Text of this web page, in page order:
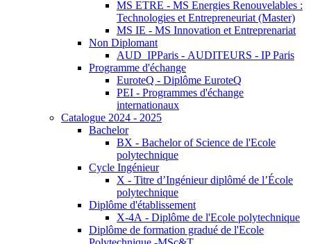
MS ETRE - MS Energies Renouvelables :
Technologies et Entrepreneuriat (Master)
MS IE - MS Innovation et Entreprenariat
Non Diplomant
AUD_IPParis - AUDITEURS - IP Paris
Programme d'échange
EuroteQ - Diplôme EuroteQ
PEI - Programmes d'échange
internationaux
Catalogue 2024 - 2025
Bachelor
BX - Bachelor of Science de l'Ecole
polytechnique
Cycle Ingénieur
X - Titre d’Ingénieur diplômé de l’École
polytechnique
Diplôme d'établissement
X-4A - Diplôme de l'Ecole polytechnique
Diplôme de formation gradué de l'Ecole